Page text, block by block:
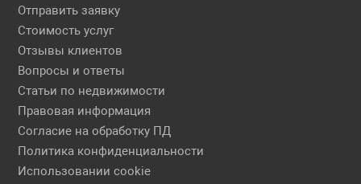
Отправить заявку
Стоимость услуг
Отзывы клиентов
Вопросы и ответы
Статьи по недвижимости
Правовая информация
Согласие на обработку ПД
Политика конфиденциальности
Использовании cookie